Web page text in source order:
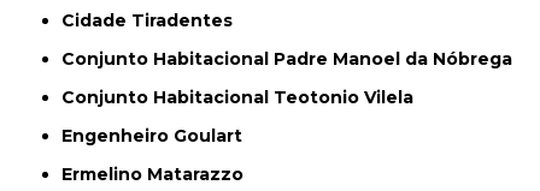
Cidade Tiradentes
Conjunto Habitacional Padre Manoel da Nóbrega
Conjunto Habitacional Teotonio Vilela
Engenheiro Goulart
Ermelino Matarazzo